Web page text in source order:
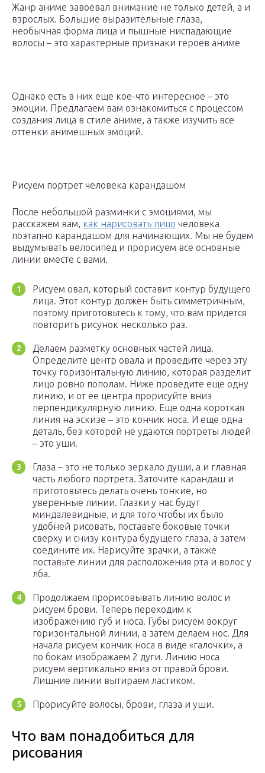
Жанр аниме завоевал внимание не только детей, а и
взрослых. Большие выразительные глаза,
необычная форма лица и пышные ниспадающие
волосы – это характерные признаки героев аниме
Однако есть в них еще кое-что интересное – это
эмоции. Предлагаем вам ознакомиться с процессом
создания лица в стиле аниме, а также изучить все
оттенки анимешных эмоций.
Рисуем портрет человека карандашом
После небольшой разминки с эмоциями, мы
расскажем вам, как нарисовать лицо человека
поэтапно карандашом для начинающих. Мы не будем
выдумывать велосипед и прорисуем все основные
линии вместе с вами.
Рисуем овал, который составит контур будущего
лица. Этот контур должен быть симметричным,
поэтому приготовьтесь к тому, что вам придется
повторить рисунок несколько раз.
Делаем разметку основных частей лица.
Определите центр овала и проведите через эту
точку горизонтальную линию, которая разделит
лицо ровно пополам. Ниже проведите еще одну
линию, и от ее центра прорисуйте вниз
перпендикулярную линию. Еще одна короткая
линия на эскизе – это кончик носа. И еще одна
деталь, без которой не удаются портреты людей
– это уши.
Глаза – это не только зеркало души, а и главная
часть любого портрета. Заточите карандаш и
приготовьтесь делать очень тонкие, но
уверенные линии. Глазки у нас будут
миндалевидные, и для того чтобы их было
удобней рисовать, поставьте боковые точки
сверху и снизу контура будущего глаза, а затем
соедините их. Нарисуйте зрачки, а также
поставьте линии для расположения рта и волос у
лба.
Продолжаем прорисовывать линию волос и
рисуем брови. Теперь переходим к
изображению губ и носа. Губы рисуем вокруг
горизонтальной линии, а затем делаем нос. Для
начала рисуем кончик носа в виде «галочки», а
по бокам изображаем 2 дуги. Линию носа
рисуем вертикально вниз от правой брови.
Лишние линии вытираем ластиком.
Прорисуйте волосы, брови, глаза и уши.
Что вам понадобиться для
рисования